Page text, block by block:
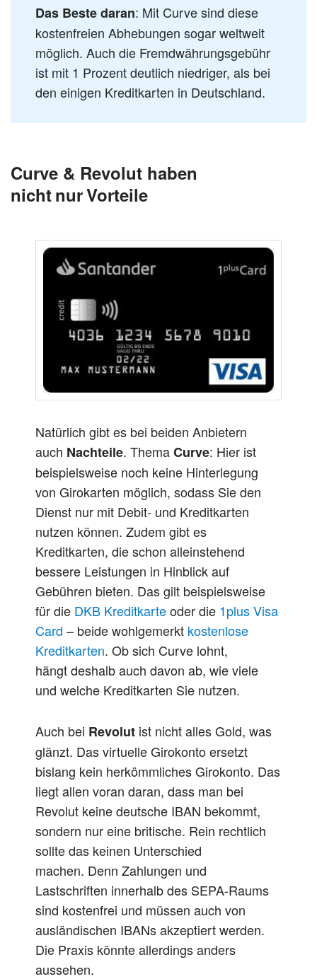
Das Beste daran: Mit Curve sind diese
kostenfreien Abhebungen sogarweltweit
möglich. Auch die Fremdwährungsgebühr
ist mit 1 Prozent deutlich niedriger, als bei
den einigen Kreditkarten in Deutschland.
Curve & Revolut haben
nichtnurVorteile
Natürlich gibt es bei beiden Anbietern
auch Nachteile. ThemaCurve: Hier ist
beispielsweise noch keine Hinterlegung
von Girokarten möglich, sodass Sie den
Dienst nur mit Debit- und Kreditkarten
nutzen können. Zudem gibt es
Kreditkarten, dieschon alleinstehend
bessere Leistungen in Hinblick auf
Gebühren bieten. Das gilt beispielsweise
für die DKB Kreditkarteoder die 1plus Visa
Card – beidewohlgemerkt kostenlose
Kreditkarten. Ob sich Curve lohnt,
hängtdeshalbauch davon ab, wie viele
und welche Kreditkarten Sie nutzen.
Auch bei Revolut ist nicht alles Gold, was
glänzt. Das virtuelle Girokonto ersetzt
bislang kein herkömmliches Girokonto. Das
liegt allen voran daran, dass man bei
Revolut keine deutsche IBAN bekommt,
sondern nureine britische. Rein rechtlich
sollte das keinen Unterschied
machen. Denn Zahlungen und
Lastschriften innerhalb des SEPA-Raums
sind kostenfrei und müssen auch von
ausländischen IBANs akzeptiert werden.
Die Praxis könnteallerdingsanders
aussehen.